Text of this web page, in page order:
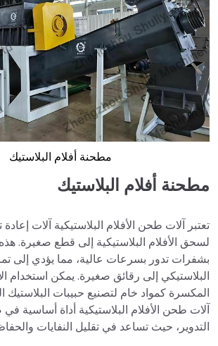
مطحنة أفلام البلاستيك
مطحنة أفلام البلاستيك
تعتبر آلات طحن الأفلام البلاستيكية آلات
لسحق الأفلام البلاستيكية إلى قطع صغيرة.
بشفرات تدور بسرعات عالية، مما يؤدي إلى
البلاستيكي إلى رقائق صغيرة. يمكن استخدام
المكسرة كمواد خام لتصنيع حبيبات البلاستيك
آلات طحن الأفلام البلاستيكية أداة أساسية
التدوير، حيث تساعد في تقليل النفايات